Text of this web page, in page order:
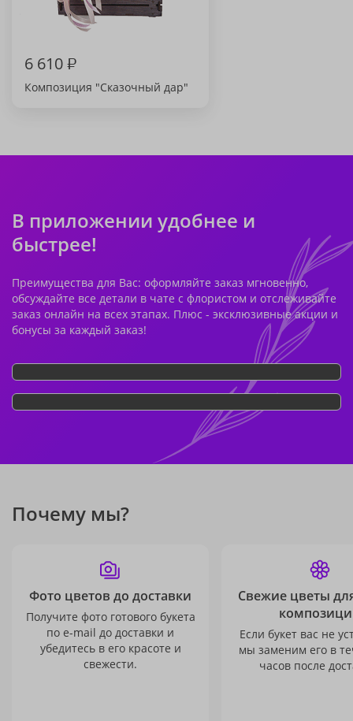
6 610₽
Композиция "Сказочный дар"
В приложении удобнее и
быстрее!
Преимущества для Вас: оформляйте заказ мгновенно,
обсуждайте все детали в чате с флористом и отслеживайте
заказ онлайн на всех этапах. Плюс - эксклюзивные акции и
бонусы за каждый заказ!
Почему мы?
Фото цветов до доставки
Получите фото готового букета
по e-mail до доставки и
убедитесь в его красоте и
свежести.
Свежие цветы
Если букет вас не
мы заменим его в
часов после